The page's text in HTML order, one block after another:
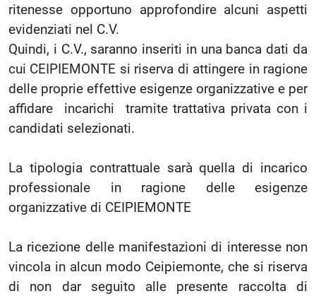
ritenesse opportuno approfondire alcuni aspetti
evidenziati nel C.V.
Quindi, i C.V., saranno inseriti in una banca dati da
cui CEIPIEMONTE si riserva di attingere in ragione
delle proprie effettive esigenze organizzative e per
affidare incarichi tramite trattativa privata con i
candidati selezionati.
La tipologia contrattuale sarà quella di incarico
professionale in ragione delle esigenze
organizzative di CEIPIEMONTE
La ricezione delle manifestazioni di interesse non
vincola in alcun modo Ceipiemonte, che si riserva
di non dar seguito alle presente raccolta di